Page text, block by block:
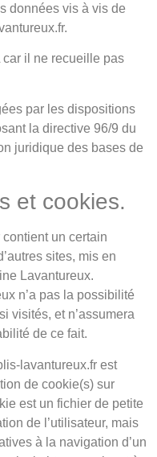
données vis à vis de
car il ne recueille pas
par les dispositions
la directive 96/9 du
juridique des bases de
et cookies.
un certain
sites, mis en
Lavantureux.
n’a pas la possibilité
visités, et n’assumera
de ce fait.
lavantureux.fr est
de cookie(s) sur
est un fichier de petite
de l’utilisateur, mais
à la navigation d’un